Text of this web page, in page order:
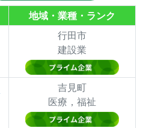
地域・業種・ランク
行田市
建設業
吉見町
医療，福祉